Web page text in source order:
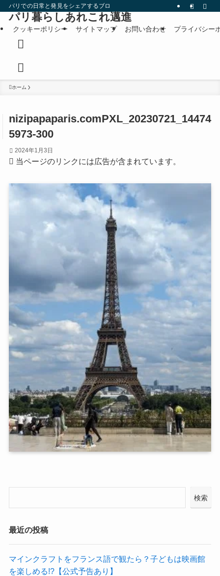
パリでの日常と発見をシェアするブログです。
パリ暮らしあれこれ邁進
クッキーポリシー サイトマップ お問い合わせ プライバシー
ホーム
nizipapaparis.comPXL_20230721_14474
5973-300
2024年1月3日
当ページのリンクには広告が含まれています。
検索
最近の投稿
マインクラフトをフランス語で観たら？子どもは映画館
を楽しめる!?【公式予告あり】